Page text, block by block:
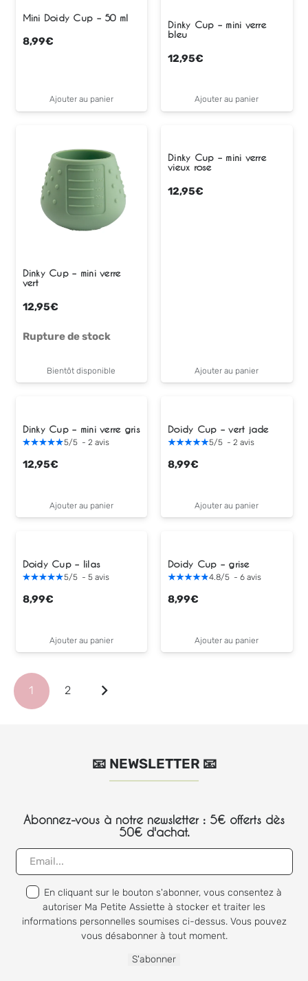
Mini Doidy Cup – 50 ml
8,99€
Ajouter au panier
Dinky Cup – mini verre
bleu
12,95€
Ajouter au panier
Dinky Cup – mini verre
vert
12,95€
Rupture de stock
Bientôt disponible
Dinky Cup – mini verre
vieux rose
12,95€
Ajouter au panier
Dinky Cup – mini verre gris
5/5 - 2 avis
12,95€
Ajouter au panier
Doidy Cup – vert jade
5/5 - 2 avis
8,99€
Ajouter au panier
Doidy Cup – lilas
5/5 - 5 avis
8,99€
Ajouter au panier
Doidy Cup – grise
4.8/5 - 6 avis
8,99€
Ajouter au panier
1 2
📧 NEWSLETTER 📧
Abonnez-vous à notre newsletter : 5€ offerts dès
50€ d'achat.
En cliquant sur le bouton s'abonner, vous consentez à
autoriser Ma Petite Assiette à stocker et traiter les
informations personnelles soumises ci-dessus. Vous pouvez
vous désabonner à tout moment.